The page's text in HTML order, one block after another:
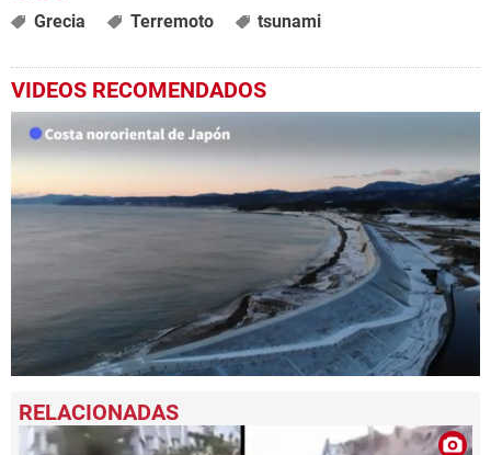
Grecia Terremoto tsunami
VIDEOS RECOMENDADOS
seconds
of